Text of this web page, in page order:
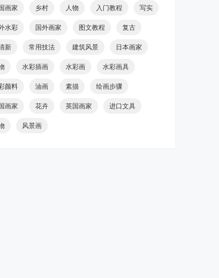
画家 乡村 人物 入门教程 写实
水彩 国外画家 图文教程 复古
新 常用技法 建筑风景 日本画家
水彩插画 水彩画 水彩画具
颜料 油画 素描 绘画步骤
画家 花卉 英国画家 进口文具
风景画